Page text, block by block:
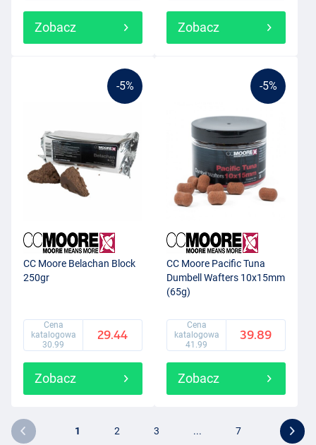
Zobacz Zobacz
-5%
CC Moore Belachan Block
250gr
Cena
katalogowa
30.99
29.44
Zobacz
-5%
CC Moore Pacific Tuna
Dumbell Wafters 10x15mm
(65g)
Cena
katalogowa
41.99
39.89
Zobacz
1 2 3 ... 7